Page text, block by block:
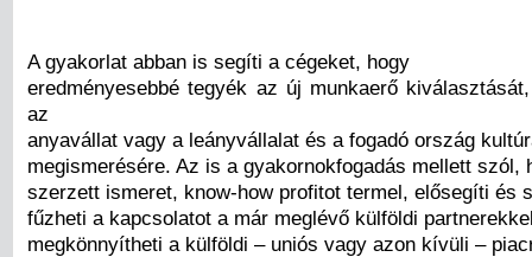
A gyakorlat abban is segíti a cégeket, hogy
eredményesebbé tegyék az új munkaerő
az
anyavállat vagy a leányvállalat és a fogadó ország
megismerésére. Az is a gyakornokfogadás mellett szól,
szerzett ismeret, know-how profitot termel, elősegíti és
fűzheti a kapcsolatot a már meglévő külföldi
megkönnyítheti a külföldi – uniós vagy azon kívüli –